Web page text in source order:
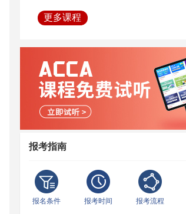
更多课程
更多课程
更多课程
报考指南
报名条件 报考时间 报考流程